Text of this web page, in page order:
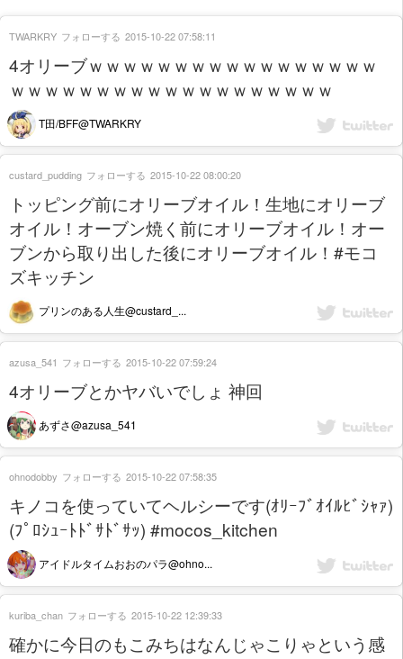
4オリーブｗｗｗｗｗｗｗｗｗｗｗｗｗｗｗｗｗ
ｗｗｗｗｗｗｗｗｗｗｗｗｗｗｗｗｗｗｗ
T田/BFF@TWARKRY
TWARKRY フォローする 2015-10-22 07:58:11
トッピング前にオリーブオイル！生地にオリーブ
オイル！オーブン焼く前にオリーブオイル！オー
ブンから取り出した後にオリーブオイル！#モコ
ズキッチン
プリンのある人生@custard_...
custard_pudding フォローする 2015-10-22 08:00:20
4オリーブとかヤバいでしょ 神回
あずさ@azusa_541
azusa_541 フォローする 2015-10-22 07:59:24
キノコを使っていてヘルシーです(ｵﾘｰﾌﾞｵｲﾙﾋﾞｼｬｧ)
(ﾌﾟﾛｼｭｰﾄﾄﾞｻﾄﾞｻｯ) #mocos_kitchen
アイドルタイムおおのパラ@ohno...
ohnodobby フォローする 2015-10-22 07:58:35
確かに今日のもこみちはなんじゃこりゃという感
kuriba_chan フォローする 2015-10-22 12:39:33